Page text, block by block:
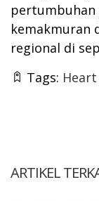
pertumbuhan
kemakmuran
regional di
Tags:
ARTIKEL